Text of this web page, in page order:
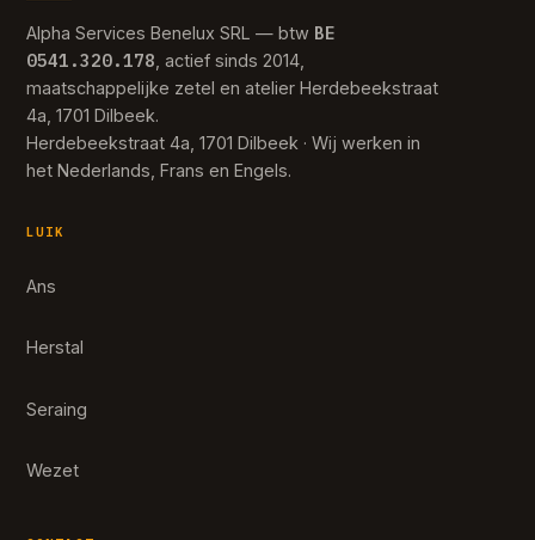
Alpha Services Benelux SRL — btw BE
0541.320.178 , actief sinds 2014,
maatschappelijke zetel en atelier Herdebeekstraat
4a, 1701 Dilbeek.
Herdebeekstraat 4a, 1701 Dilbeek · Wij werken in
het Nederlands, Frans en Engels.
LUIK
Ans
Herstal
Seraing
Wezet